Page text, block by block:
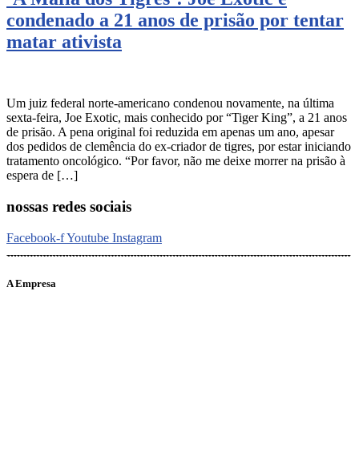
condenado a 21 anos de prisão por tentar
matar ativista
Um juiz federal norte-americano condenou novamente, na última
sexta-feira, Joe Exotic, mais conhecido por “Tiger King”, a 21 anos
de prisão. A pena original foi reduzida em apenas um ano, apesar
dos pedidos de clemência do ex-criador de tigres, por estar iniciando
tratamento oncológico. “Por favor, não me deixe morrer na prisão à
espera de […]
nossas redes sociais
Facebook-fYoutube Instagram
A Empresa